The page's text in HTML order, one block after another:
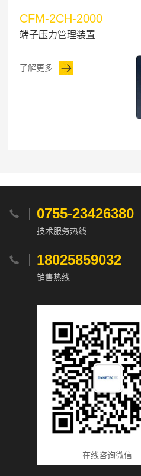
CFM-2CH-2000
端子压力管理装置
了解更多
 0755-23426380
技术服务热线
 18025859032
销售热线
在线咨询微信